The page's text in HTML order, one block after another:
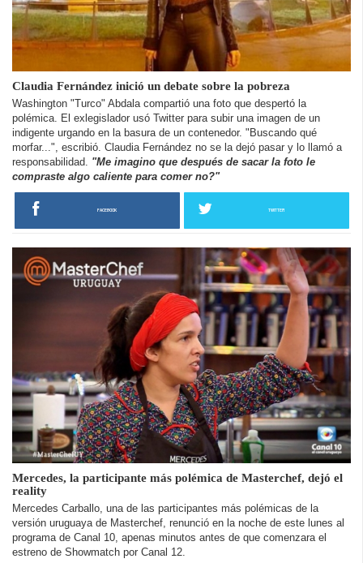
Claudia Fernández inició un debate sobre la pobreza
Washington "Turco" Abdala compartió una foto que despertó la
polémica. El exlegislador usó Twitter para subir una imagen de un
indigente urgando en la basura de un contenedor. "Buscando qué
morfar...", escribió. Claudia Fernández no se la dejó pasar y lo llamó a
responsabilidad. "Me imagino que después de sacar la foto le
compraste algo caliente para comer no?"
FACEBOOK TWITTER
Mercedes, la participante más polémica de Masterchef, dejó el
reality
Mercedes Carballo, una de las participantes más polémicas de la
versión uruguaya de Masterchef, renunció en la noche de este lunes al
programa de Canal 10, apenas minutos antes de que comenzara el
estreno de Showmatch por Canal 12.